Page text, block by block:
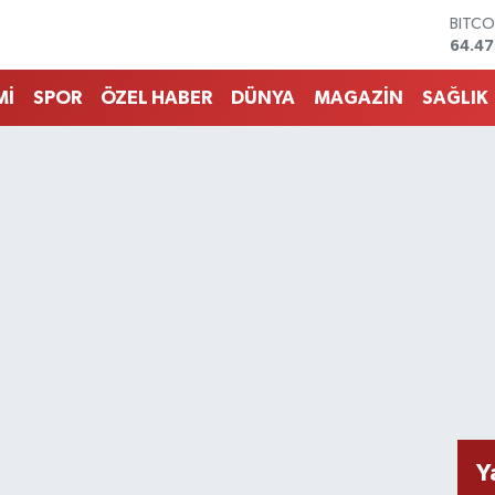
EURO
SPOR ÖZEL HABER DÜNYA MAGAZİN SAĞLIK